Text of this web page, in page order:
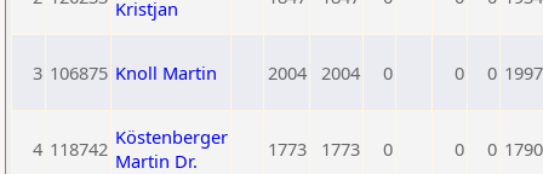
Kristjan
3 106875 Knoll Martin 2004 2004 0 0 0 1997
4 118742 Köstenberger
Martin Dr.
1773 1773 0 0 0 1790